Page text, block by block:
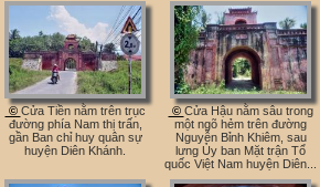
© Cửa Tiền nằm trên trục
đường phía Nam thị trấn,
gần Ban chỉ huy quân sự
huyện Diên Khánh.
© Cửa Hậu nằm sâu trong
một ngõ hẻm trên đường
Nguyễn Bỉnh Khiêm, sau
lưng Ủy ban Mặt trận Tổ
quốc Việt Nam huyện Diên...